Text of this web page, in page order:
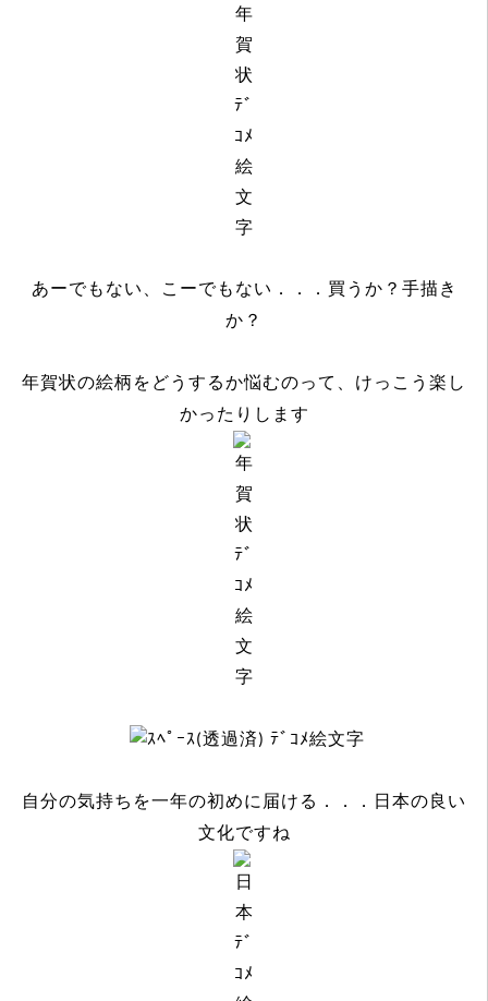
あーでもない、こーでもない．．．買うか？手描き
か？
年賀状の絵柄をどうするか悩むのって、けっこう楽し
かったりします
自分の気持ちを一年の初めに届ける．．．日本の良い
文化ですね